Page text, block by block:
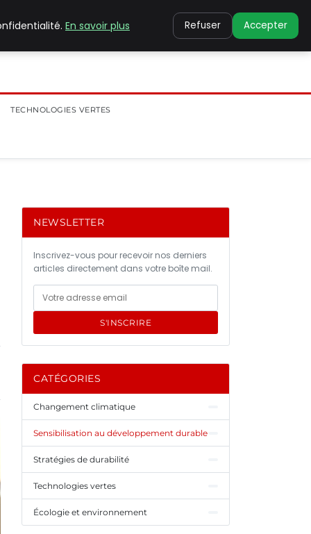
TECHNOLOGIES VERTES
NEWSLETTER
Inscrivez-vous pour recevoir nos derniers
articles directement dans votre boîte mail.
S'INSCRIRE
CATÉGORIES
Changement climatique
Sensibilisation au développement durable
Stratégies de durabilité
Technologies vertes
Écologie et environnement
En savoir plus Refuser Accepter